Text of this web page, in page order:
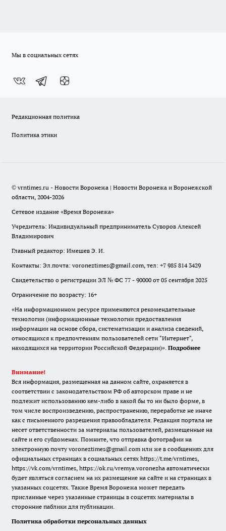
Мы в социальных сетях
Редакционная политика
Политика этики
© vrntimes.ru - Новости Воронежа | Новости Воронежа и Воронежской
области, 2004-2026
Сетевое издание «Время Воронежа»
Учредитель: Индивидуальный предприниматель Суворов Алексей
Владимирович
Главный редактор: Имешев Э. И.
Контакты: Эл.почта: voroneztimes@gmail.com, тел: +7 985 814 3429
Свидетельство о регистрации ЭЛ № ФС 77 - 90000 от 05 сентября 2025
Ограничение по возрасту: 16+
«На информационном ресурсе применяются рекомендательные
технологии (информационные технологии предоставления
информации на основе сбора, систематизации и анализа сведений,
относящихся к предпочтениям пользователей сети "Интернет",
находящихся на территории Российской Федерации)». Подробнее
Внимание!
Вся информация, размещенная на данном сайте, охраняется в
соответствии с законодательством РФ об авторском праве и не
подлежит использованию кем-либо в какой бы то ни было форме, в
том числе воспроизведению, распространению, переработке не иначе
как с письменного разрешения правообладателя. Редакция портала не
несет ответственности за материалы пользователей, размещенные на
сайте и его субдоменах. Помните, что отправка фотографии на
электронную почту voroneztimes@gmail.com или же в сообщениях для
официальных страницах в социальных сетях https://t.me/vrntimes,
https://vk.com/vrntimes, https://ok.ru/vremya.voronezha автоматически
будет являться согласием на их размещение на сайте и на страницах в
указанных соцсетях. Также Время Воронежа может передать
присланные через указанные страницы в соцсетях материалы в
сторонние паблики для публикации.
Политика обработки персональных данных